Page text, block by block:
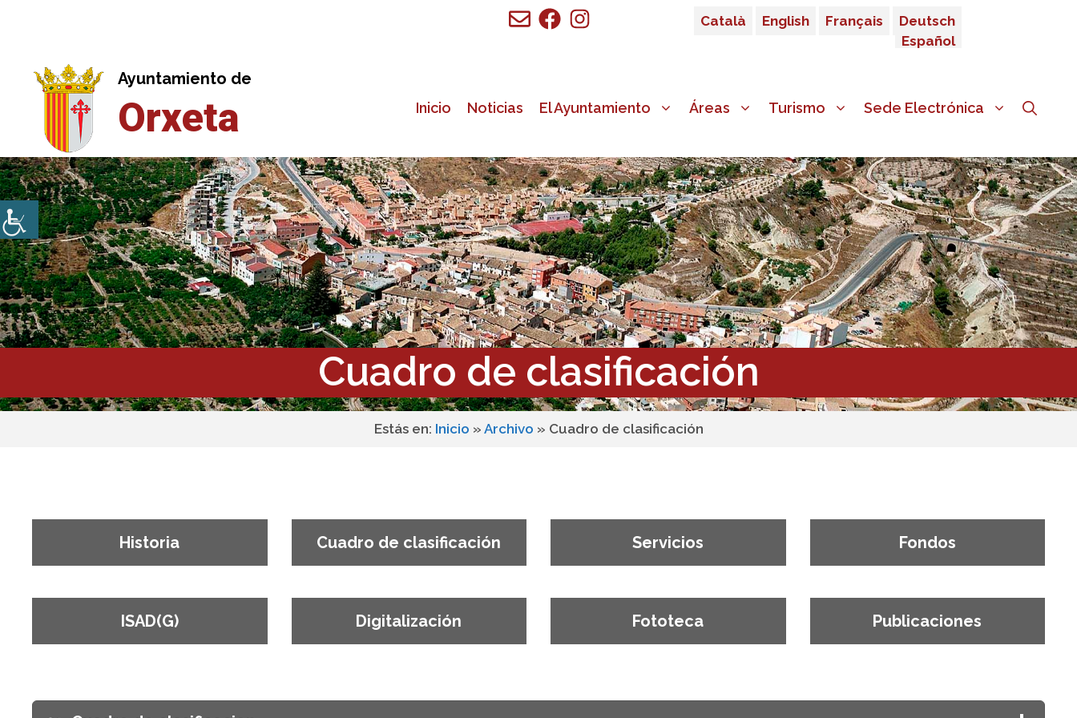
Català English Français
Deutsch
Español
Ayuntamiento de
Orxeta Inicio Noticias El Ayuntamiento Áreas Turismo Sede Electrónica
Cuadro de clasificación
Estás en: Inicio » Archivo » Cuadro de clasificación
Historia Cuadro de clasificación Servicios Fondos
ISAD(G) Digitalización Fototeca Publicaciones